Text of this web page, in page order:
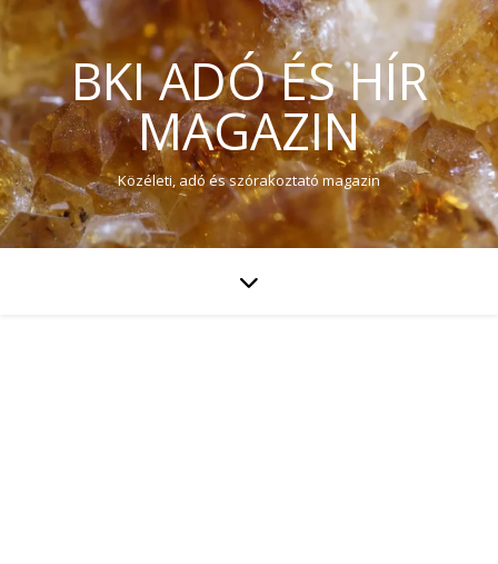
BKI ADÓ ÉS HÍR
MAGAZIN
Közéleti, adó és szórakoztató magazin